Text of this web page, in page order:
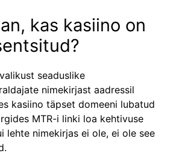
kas kasiino on
seaduslike
nimekirjast aadressil
kasiino täpset domeeni lubatud
MTR-i linki loa kehtivuse
lehte nimekirjas ei ole, ei ole see